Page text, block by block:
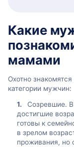
Какие
мамами
Охотно
категории мужчин:
Созревшие.
достигшие
готовы к
в зрелом
проживания, но